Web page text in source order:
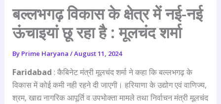
बल्लभगढ़ विकास के क्षेत्र में नई-नई
ऊंचाइयां छू रहा है : मूलचंद शर्मा
By Prime Haryana /August 11, 2024
Faridabad : कैबिनेट मंत्री मूलचंद शर्मा ने कहा कि बल्लभगढ़ के
विकास में कोई कमी नही रहने दी जाएगी। हरियाणा के उद्योग एवं वाणिज्य,
श्रम, खाद्य नागरिक आपूर्ति व उपभोक्ता मामले तथा निर्वाचन मंत्री मूलचंद